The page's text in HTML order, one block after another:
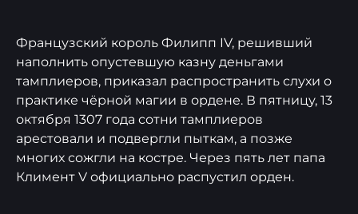
Французский король Филипп IV, решивший
наполнить опустевшую казну деньгами
тамплиеров, приказал распространить слухи о
практике чёрной магии в ордене. В пятницу, 13
октября 1307 года сотни тамплиеров
арестовали и подвергли пыткам, а позже
многих сожгли на костре. Через пять лет папа
Климент V официально распустил орден.